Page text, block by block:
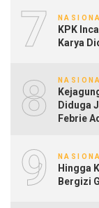
7
KPK
Karya
8
Diduga
Febrie
9
Hingga
Bergizi